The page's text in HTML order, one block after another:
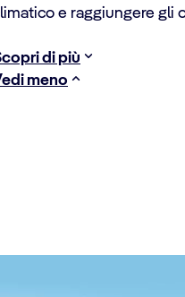
e raggiungere gli
di più
meno